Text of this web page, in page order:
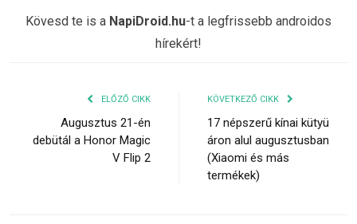
Kövesd te is a NapiDroid.hu-t a legfrissebb androidos
hírekért!
ELŐZŐ CIKK
Augusztus 21-én
debütál a Honor Magic
V Flip 2
KÖVETKEZŐ CIKK
17 népszerű kínai kütyü
áron alul augusztusban
(Xiaomi és más
termékek)